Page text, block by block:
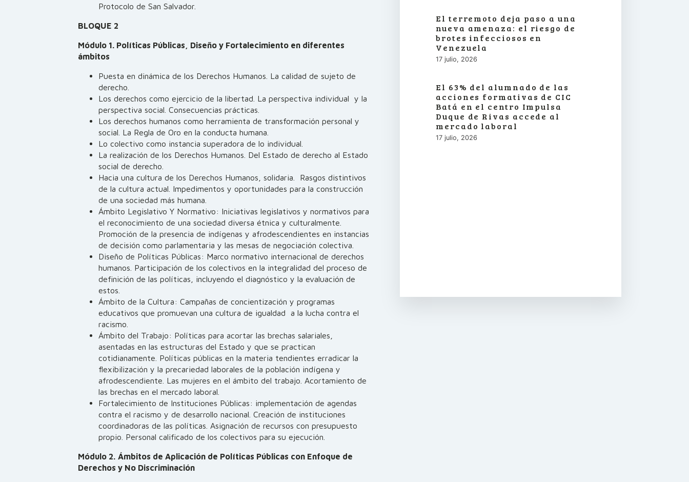
Protocolo de San Salvador.
BLOQUE 2
Módulo 1. Políticas Públicas, Diseño y Fortalecimiento en diferentes
ámbitos
Puesta en dinámica de los Derechos Humanos. La calidad de sujeto de
derecho.
Los derechos como ejercicio de la libertad. La perspectiva individual y la
perspectiva social. Consecuencias prácticas.
Los derechos humanos como herramienta de transformación personal y
social. La Regla de Oro en la conducta humana.
Lo colectivo como instancia superadora de lo individual.
La realización de los Derechos Humanos. Del Estado de derecho al Estado
social de derecho.
Hacia una cultura de los Derechos Humanos, solidaria. Rasgos distintivos
de la cultura actual. Impedimentos y oportunidades para la construcción
de una sociedad más humana.
Ámbito Legislativo Y Normativo: Iniciativas legislativos y normativos para
el reconocimiento de una sociedad diversa étnica y culturalmente.
Promoción de la presencia de indígenas y afrodescendientes en instancias
de decisión como parlamentaria y las mesas de negociación colectiva.
Diseño de Políticas Públicas: Marco normativo internacional de derechos
humanos. Participación de los colectivos en la integralidad del proceso de
definición de las políticas, incluyendo el diagnóstico y la evaluación de
estos.
Ámbito de la Cultura: Campañas de concientización y programas
educativos que promuevan una cultura de igualdad a la lucha contra el
racismo.
Ámbito del Trabajo: Políticas para acortar las brechas salariales,
asentadas en las estructuras del Estado y que se practican
cotidianamente. Políticas públicas en la materia tendientes erradicar la
flexibilización y la precariedad laborales de la población indígena y
afrodescendiente. Las mujeres en el ámbito del trabajo. Acortamiento de
las brechas en el mercado laboral.
Fortalecimiento de Instituciones Públicas: implementación de agendas
contra el racismo y de desarrollo nacional. Creación de instituciones
coordinadoras de las políticas. Asignación de recursos con presupuesto
propio. Personal calificado de los colectivos para su ejecución.
Módulo 2. Ámbitos de Aplicación de Políticas Públicas con Enfoque de
Derechos y No Discriminación
El terremoto deja paso a una
nueva amenaza: el riesgo de
brotes infecciosos en
Venezuela
17 julio, 2026
El 63% del alumnado de las
acciones formativas de CIC
Batá en el centro Impulsa
Duque de Rivas accede al
mercado laboral
17 julio, 2026